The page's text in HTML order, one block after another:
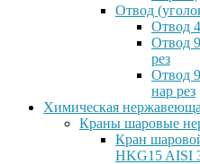
Отвод
Отвод
Отвод
рез
Отвод
нар рез
Химическая
Краны шаровые
Кран
HKG15 AISI